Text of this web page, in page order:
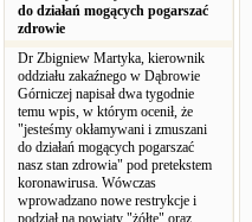
do działań mogących pogarszać
zdrowie
Dr Zbigniew Martyka, kierownik
oddziału zakaźnego w Dąbrowie
Górniczej napisał dwa tygodnie
temu wpis, w którym ocenił, że
"jesteśmy okłamywani i zmuszani
do działań mogących pogarszać
nasz stan zdrowia" pod pretekstem
koronawirusa. Wówczas
wprowadzano nowe restrykcje i
podział na powiaty "żółte" oraz